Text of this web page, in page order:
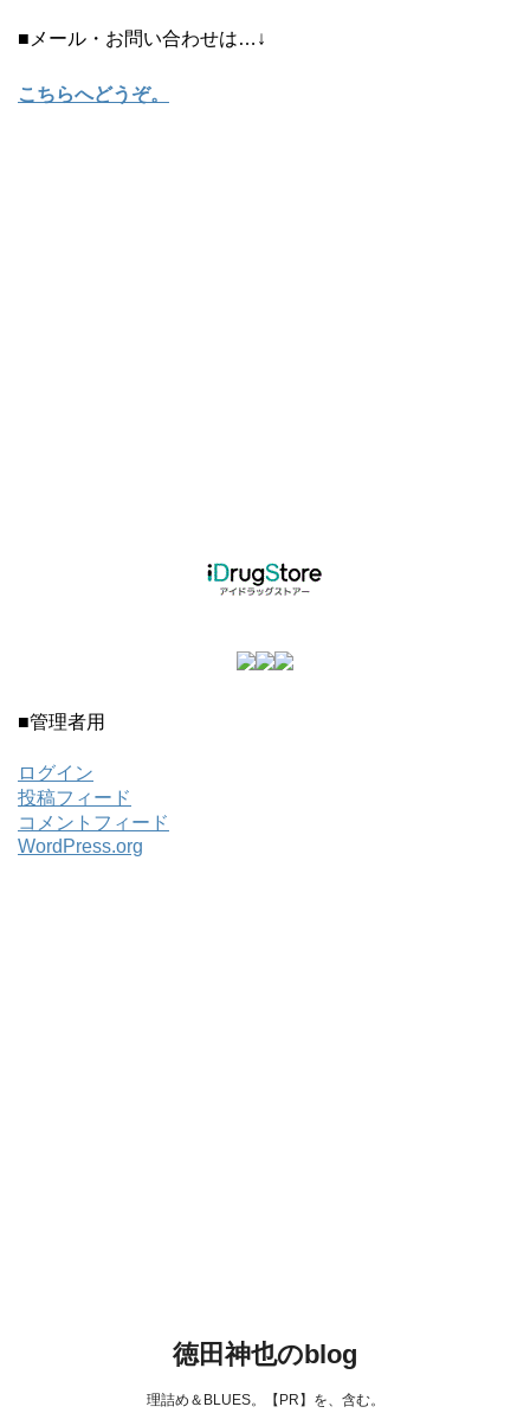
■メール・お問い合わせは…↓
こちらへどうぞ。
■管理者用
ログイン
投稿フィード
コメントフィード
WordPress.org
徳田神也のblog
理詰め＆BLUES。【PR】を、含む。